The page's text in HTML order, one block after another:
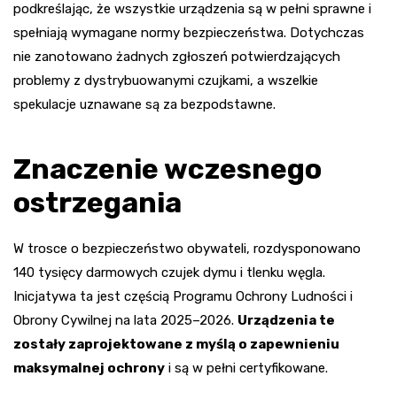
podkreślając, że wszystkie urządzenia są w pełni sprawne i
spełniają wymagane normy bezpieczeństwa. Dotychczas
nie zanotowano żadnych zgłoszeń potwierdzających
problemy z dystrybuowanymi czujkami, a wszelkie
spekulacje uznawane są za bezpodstawne.
Znaczenie wczesnego
ostrzegania
W trosce o bezpieczeństwo obywateli, rozdysponowano
140 tysięcy darmowych czujek dymu i tlenku węgla.
Inicjatywa ta jest częścią Programu Ochrony Ludności i
Obrony Cywilnej na lata 2025–2026. Urządzenia te
zostały zaprojektowane z myślą o zapewnieniu
maksymalnej ochrony i są w pełni certyfikowane.